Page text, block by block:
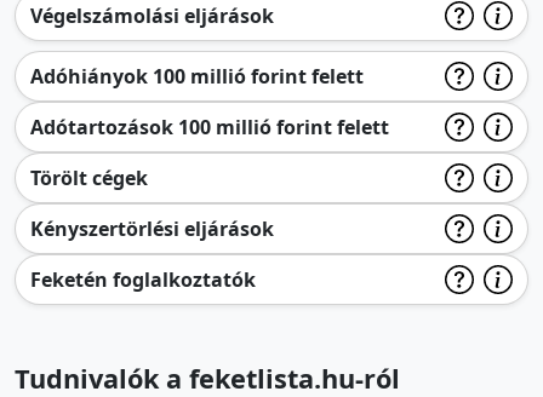
Végelszámolási eljárások
Adóhiányok 100 millió forint felett
Adótartozások 100 millió forint felett
Törölt cégek
Kényszertörlési eljárások
Feketén foglalkoztatók
Tudnivalók a feketlista.hu-ról